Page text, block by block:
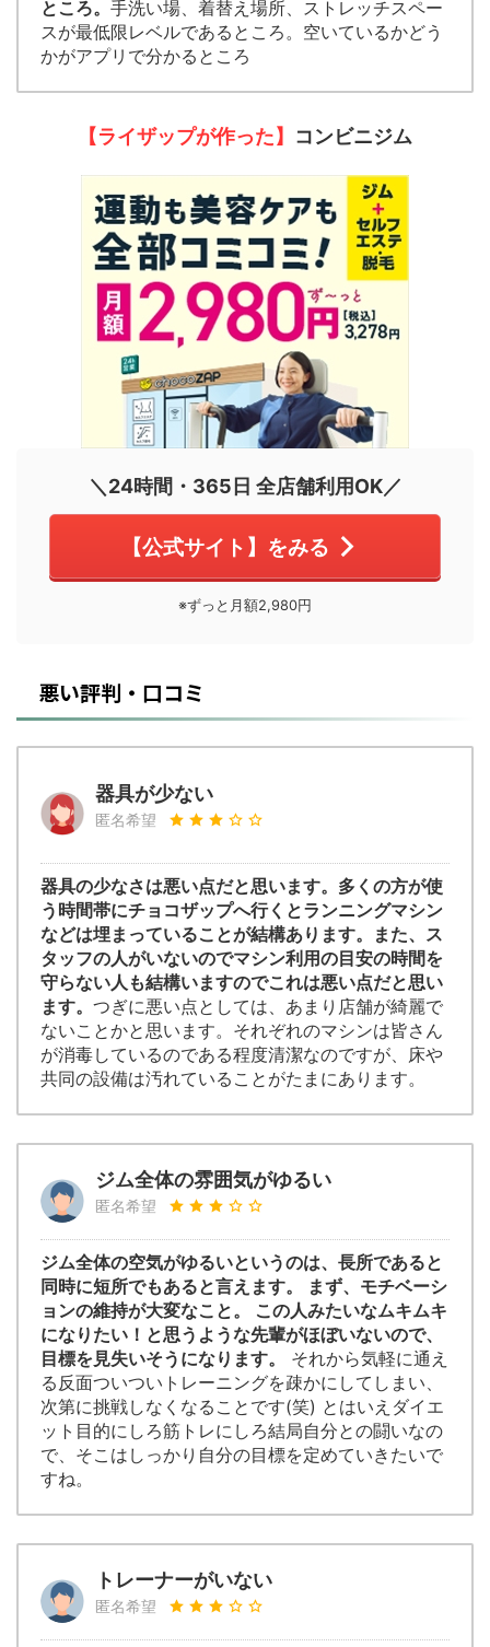
ところ。 手洗い場、着替え場所、ストレッチスペー
スが最低限レベルであるところ。空いているかどう
かがアプリで分かるところ
【ライザップが作った】 コンビニジム
＼24時間・365日 全店舗利用OK／
【公式サイト】をみる
※ずっと月額2,980円
悪い評判・口コミ
器具が少ない
匿名希望
器具の少なさは悪い点だと思います。多くの方が使
う時間帯にチョコザップへ行くとランニングマシン
などは埋まっていることが結構あります。また、ス
タッフの人がいないのでマシン利用の目安の時間を
守らない人も結構いますのでこれは悪い点だと思い
ます。 つぎに悪い点としては、あまり店舗が綺麗で
ないことかと思います。それぞれのマシンは皆さん
が消毒しているのである程度清潔なのですが、床や
共同の設備は汚れていることがたまにあります。
ジム全体の雰囲気がゆるい
匿名希望
ジム全体の空気がゆるいというのは、長所であると
同時に短所でもあると言えます。 まず、モチベーシ
ョンの維持が大変なこと。 この人みたいなムキムキ
になりたい！と思うような先輩がほぼいないので、
目標を見失いそうになります。
それから気軽に通え
る反面ついついトレーニングを疎かにしてしまい、
次第に挑戦しなくなることです(笑) とはいえダイエ
ット目的にしろ筋トレにしろ結局自分との闘いなの
で、そこはしっかり自分の目標を定めていきたいで
すね。
トレーナーがいない
匿名希望